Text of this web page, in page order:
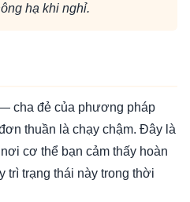
hạ khi nghỉ.
cha đẻ của phương pháp
thuần là chạy chậm. Đây là
cơ thể bạn cảm thấy hoàn
trì trạng thái này trong thời